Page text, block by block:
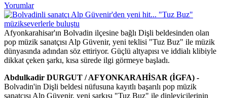
Yorumlar
Afyonkarahisar'ın Bolvadin ilçesine bağlı Dişli beldesinden olan
pop müzik sanatçısı Alp Güvenir, yeni teklisi "Tuz Buz" ile müzik
dünyasında adından söz ettiriyor. Güçlü altyapısı ve iddialı klibiyle
dikkat çeken şarkı, kısa sürede ilgi görmeye başladı.
Abdulkadir DURGUT / AFYONKARAHİSAR (İGFA) -
Bolvadin'in Dişli beldesi nüfusuna kayıtlı başarılı pop müzik
sanatçısı Alp Güvenir, yeni şarkısı "Tuz Buz" ile dinleyicilerinin